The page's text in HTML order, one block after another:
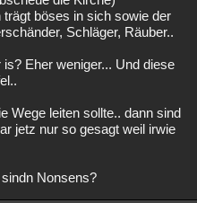
böses in sich sowie der
Schläger, Räuber..
Eher weniger... Und diese
Wege leiten sollte.. dann sind
jetz nur so gesagt weil irwie
Nonsens?